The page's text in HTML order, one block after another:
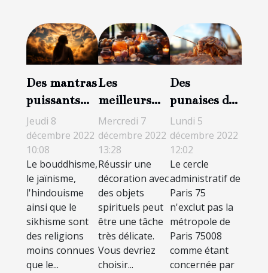
Des mantras
puissants
pouvant
changer
votre vie
Jeudi 8
décembre 2022
10:08
Le bouddhisme,
le jaïnisme,
l'hindouisme
ainsi que le
sikhisme sont
des religions
moins connues
que le...
Les
meilleurs
objets
spirituels de
décoration
Mercredi 7
décembre 2022
13:28
Réussir une
décoration avec
des objets
spirituels peut
être une tâche
très délicate.
Vous devriez
choisir...
Des
punaises de
lit à Paris 8 :
ce qu'il faut
savoir pour
s'en
débarrasser
Lundi 5
décembre 2022
12:02
Le cercle
administratif de
Paris 75
n'exclut pas la
métropole de
Paris 75008
comme étant
concernée par